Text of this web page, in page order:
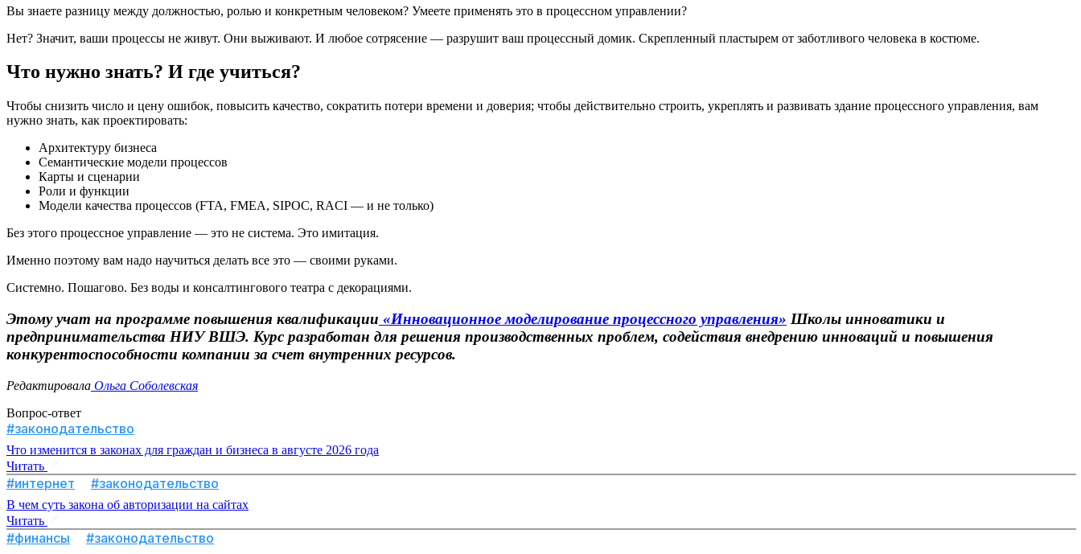
Вы знаете разницу между должностью, ролью и конкретным человеком? Умеете применять это в процессном управлении?
Нет? Значит, ваши процессы не живут. Они выживают. И любое сотрясение — разрушит ваш процессный домик. Скрепленный пластырем от заботливого человека в костюме.
Что нужно знать? И где учиться?
Чтобы снизить число и цену ошибок, повысить качество, сократить потери времени и доверия; чтобы действительно строить, укреплять и развивать здание процессного управления, вам
нужно знать, как проектировать:
Архитектуру бизнеса
Семантические модели процессов
Карты и сценарии
Роли и функции
Модели качества процессов (FTA, FMEA, SIPOC, RACI — и не только)
Без этого процессное управление — это не система. Это имитация.
Именно поэтому вам надо научиться делать все это — своими руками.
Системно. Пошагово. Без воды и консалтингового театра с декорациями.
Этому учат на программе повышения квалификации «Инновационное моделирование процессного управления» Школы инноватики и
предпринимательства НИУ ВШЭ. Курс разработан для решения производственных проблем, содействия внедрению инноваций и повышения
конкурентоспособности компании за счет внутренних ресурсов.
Редактировала Ольга Соболевская
Вопрос-ответ
#законодательство
Что изменится в законах для граждан и бизнеса в августе 2026 года
Читать
#интернет #законодательство
В чем суть закона об авторизации на сайтах
Читать
#финансы #законодательство